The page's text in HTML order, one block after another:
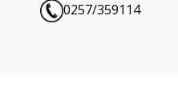
0257/359114